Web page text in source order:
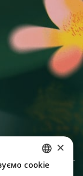
RUSSIAN
×
cookie